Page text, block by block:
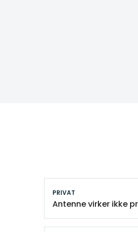
PRIVAT
Antenne virker ikke